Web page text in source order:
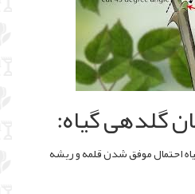
گلدهی گیاه:
احتمال موفق شدن قلمه و ریشه